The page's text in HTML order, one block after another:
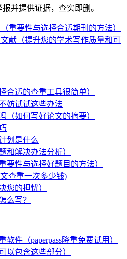
并提供证据，查实即删。
重要性与选择合适期刊的方法）
献（提升您的学术写作质量和可
合适的查重工具很简单）
妨试试这些办法
（如何写好论文的摘要）
划是什么
和解决办法分析）
要性与选择好题目的方法）
文查重一次多少钱)
您的担忧）
么写？
件（paperpass降重免费试用）
以包含这些部分）